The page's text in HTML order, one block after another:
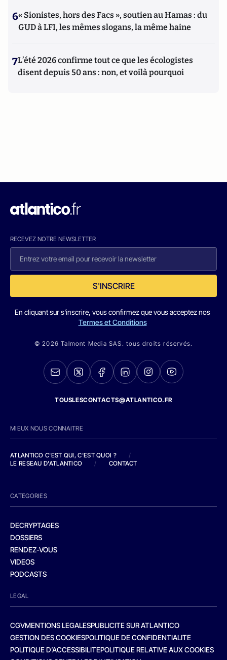
6« Sionistes, hors des Facs », soutien au Hamas : du
GUD à LFI, les mêmes slogans, la même haine
7L’été 2026 confirme tout ce que les écologistes
disent depuis 50 ans : non, et voilà pourquoi
RECEVEZ NOTRE NEWSLETTER
S'INSCRIRE
En cliquant sur s'inscrire, vous confirmez que vous acceptez nos
Termes et Conditions
© 2026 Talmont Media SAS. tous droits réservés.
TOUSLESCONTACTS@ATLANTICO.FR
MIEUX NOUS CONNAITRE
ATLANTICO C'EST QUI, C'EST QUOI ?
/
LE RESEAU D'ATLANTICO
/ CONTACT
CATEGORIES
DECRYPTAGES
DOSSIERS
RENDEZ-VOUS
VIDEOS
PODCASTS
LEGAL
CGVMENTIONS LEGALESPUBLICITE SUR ATLANTICO
GESTION DES COOKIESPOLITIQUE DE CONFIDENTIALITE
POLITIQUE D’ACCESSIBILITEPOLITIQUE RELATIVE AUX COOKIES